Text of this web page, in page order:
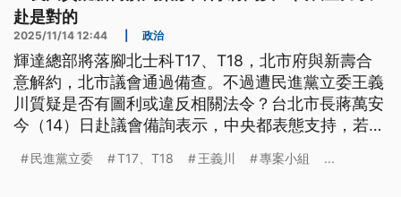
赴是對的
2025/11/14 12:44 政治
輝達總部將落腳北士科T17、T18，北市府與新壽合
意解約，北市議會通過備查。不過遭民進黨立委王義
川質疑是否有圖利或違反相關法令？台北市長蔣萬安
今（14）日赴議會備詢表示，中央都表態支持，若經
以赴是對的，王義川則表示只是在談制度，政府公有
民進黨立委 T17、T18 王義川 專案小組 ...